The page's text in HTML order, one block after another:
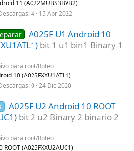
11 (A022MUBS3BVB2)
4 15 Abr 2022
A025F U1 Android 10
bit 1 u1 bin1 Binary 1
para root/Roteo
10 (A025FXXU1ATL1)
0 24 Dic 2020
A025F U2 Android 10 ROOT
bit 2 u2 Binary 2 binario 2
para root/Roteo
ROOT (A025FXXU2AUC1)